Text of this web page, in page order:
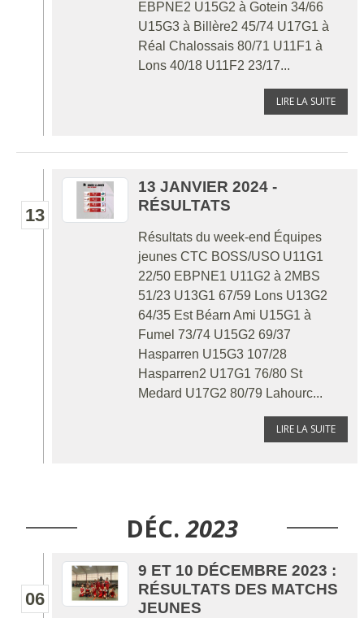
EBPNE2 U15G2 à Gotein 34/66
U15G3 à Billère2 45/74 U17G1 à
Réal Chalossais 80/71 U11F1 à
Lons 40/18 U11F2 23/17...
LIRE LA SUITE
13
13 JANVIER 2024 -
RÉSULTATS
Résultats du week-end Équipes
jeunes CTC BOSS/USO U11G1
22/50 EBPNE1 U11G2 à 2MBS
51/23 U13G1 67/59 Lons U13G2
64/35 Est Béarn Ami U15G1 à
Fumel 73/74 U15G2 69/37
Hasparren U15G3 107/28
Hasparren2 U17G1 76/80 St
Medard U17G2 80/79 Lahourc...
LIRE LA SUITE
DÉC. 2023
06
9 ET 10 DÉCEMBRE 2023 :
RÉSULTATS DES MATCHS
JEUNES